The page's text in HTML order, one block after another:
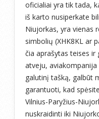
oficialiai yra tik tada,
iš karto nusiperkate
Niujorkas, yra vienas
simbolių (XHK8KL ar
čia aprašytas teises
atveju,
galutinį tašką, galbūt
garantuoti, kad
Vilnius-Paryžius-
nuskraidinti iki